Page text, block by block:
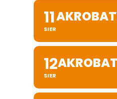
11
SIER
12
SIER